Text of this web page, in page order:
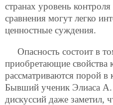
странах уровень
сравнения могут легко
ценностные суждения.
Опасность состоит в
приобретающие свойства
рассматриваются порой в
Бывший ученик Элиаса А.
дискуссий даже заметил,